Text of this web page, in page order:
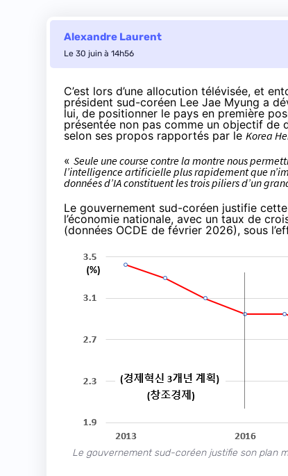
Alexandre Laurent
Le 30 juin à 14h56
C’est lors d’une allocution télévisée, et
président sud-coréen Lee Jae Myung a
lui, de positionner le pays en première
présentée non pas comme un objectif de
selon ses propos rapportés par le Korea
« Seule une course contre la montre nous
l’intelligence artificielle plus rapidement que
données d’IA constituent les trois piliers d’un
Le gouvernement sud-coréen justifie
l’économie nationale, avec un taux de
(données OCDE de février 2026), sous
Le gouvernement sud-coréen justifie son plan